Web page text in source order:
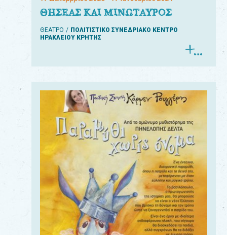
ΘΗΣΕΑΣ ΚΑΙ ΜΙΝΩΤΑΥΡΟΣ
ΘΕΑΤΡΟ
ΠΟΛΙΤΙΣΤΙΚΟ ΣΥΝΕΔΡΙΑΚΟ ΚΕΝΤΡΟ
ΗΡΑΚΛΕΙΟΥ ΚΡΗΤΗΣ